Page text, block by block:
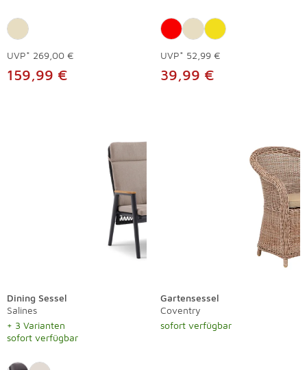
UVP* 269,00 €
159,99 €
UVP* 52,99 €
39,99 €
Dining Sessel
Salines
+ 3 Varianten
sofort verfügbar
Gartensessel
Coventry
sofort verfügbar